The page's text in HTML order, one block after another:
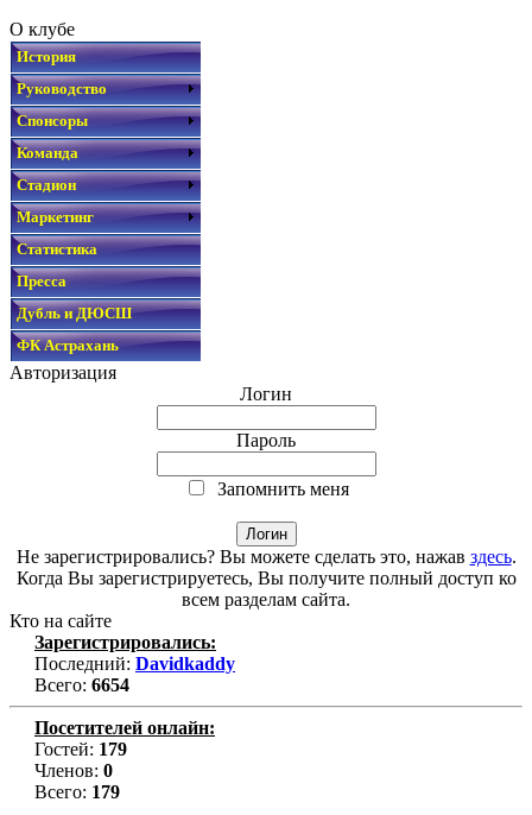
О клубе
История
Руководство
Спонсоры
Команда
Стадион
Маркетинг
Статистика
Пресса
Дубль и ДЮСШ
ФК Астрахань
Авторизация
Логин
Пароль
Запомнить меня
Не зарегистрировались? Вы можете сделать это, нажав здесь.
Когда Вы зарегистрируетесь, Вы получите полный доступ ко
всем разделам сайта.
Кто на сайте
Зарегистрировались:
Последний: Davidkaddy
Всего: 6654
Посетителей онлайн:
Гостей: 179
Членов: 0
Всего: 179